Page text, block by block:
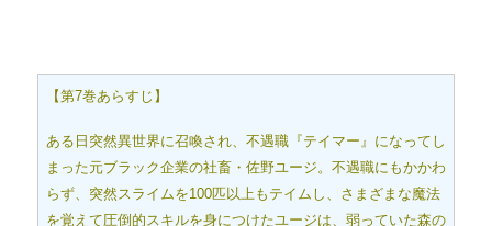
【第7巻あらすじ】
ある日突然異世界に召喚され、不遇職『テイマー』になってし
まった元ブラック企業の社畜・佐野ユージ。不遇職にもかかわ
らず、突然スライムを100匹以上もテイムし、さまざまな魔法
を覚えて圧倒的スキルを身につけたユージは、弱っていた森の